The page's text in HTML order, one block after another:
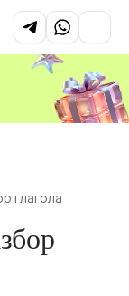
глагола